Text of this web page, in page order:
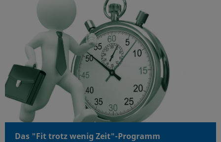
Das "Fit trotz wenig Zeit"-Programm